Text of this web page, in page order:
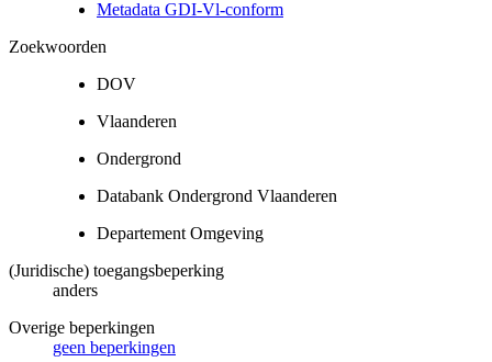
Metadata GDI-Vl-conform
Zoekwoorden
DOV
Vlaanderen
Ondergrond
Databank Ondergrond Vlaanderen
Departement Omgeving
(Juridische) toegangsbeperking
anders
Overige beperkingen
geen beperkingen